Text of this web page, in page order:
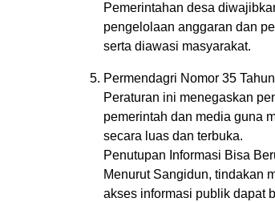
Pemerintahan desa
pengelolaan anggaran dan
serta diawasi masyarakat.
Permendagri Nomor 35
Peraturan ini menegaskan
pemerintah dan media guna
secara luas dan terbuka.
Penutupan Informasi Bisa
Menurut Sangidun, tindakan
akses informasi publik dapat